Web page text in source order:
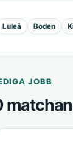
Luleå Boden
JOBB